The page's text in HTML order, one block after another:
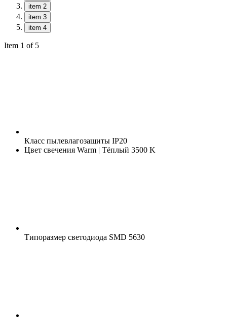
item 2
item 3
item 4
Item 1 of 5
Класс пылевлагозащиты IP20
Цвет свечения Warm | Тёплый 3500 K
Типоразмер светодиода SMD 5630